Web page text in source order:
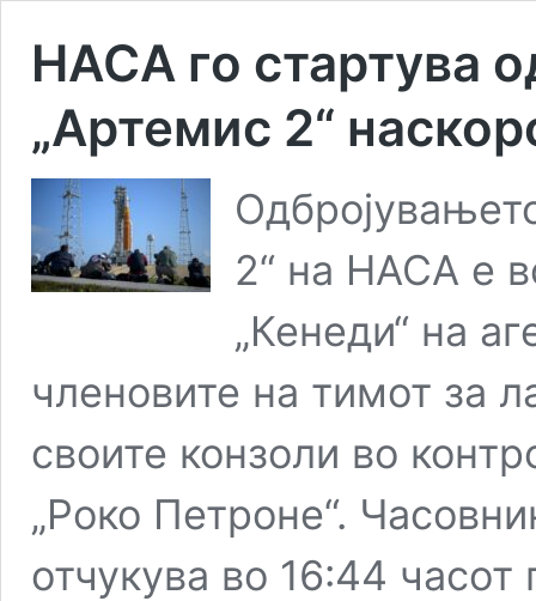
НАСА го стартува
„Артемис 2“
2“ на НАСА е
„Кенеди“ на
членовите на тимот за
своите конзоли во
„Роко Петроне“.
отчукува во 16:44